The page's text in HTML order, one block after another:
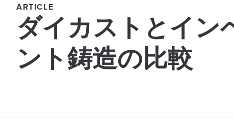
ARTICLE
ダイカストとイン
ント鋳造の比較